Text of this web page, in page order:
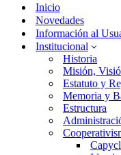
Inicio
Novedades
Información al
Institucional
Historia
Misión,
Estatuto y
Memoria y
Estructura